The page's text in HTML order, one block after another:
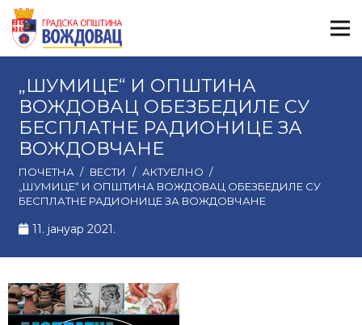
„ШУМИЦЕ“ И ОПШТИНА
ВОЖДОВАЦ ОБЕЗБЕДИЛЕ СУ
БЕСПЛАТНЕ РАДИОНИЦЕ ЗА
ВОЖДОВЧАНЕ
ПОЧЕТНА / ВЕСТИ / АКТУЕЛНО /
„ШУМИЦЕ“ И ОПШТИНА ВОЖДОВАЦ ОБЕЗБЕДИЛЕ СУ
БЕСПЛАТНЕ РАДИОНИЦЕ ЗА ВОЖДОВЧАНЕ
11. јануар 2021.